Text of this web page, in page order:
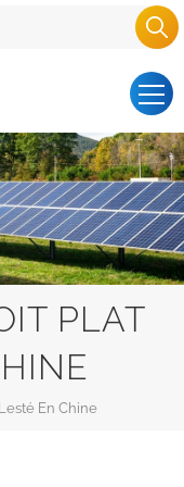
PLAT
En Chine